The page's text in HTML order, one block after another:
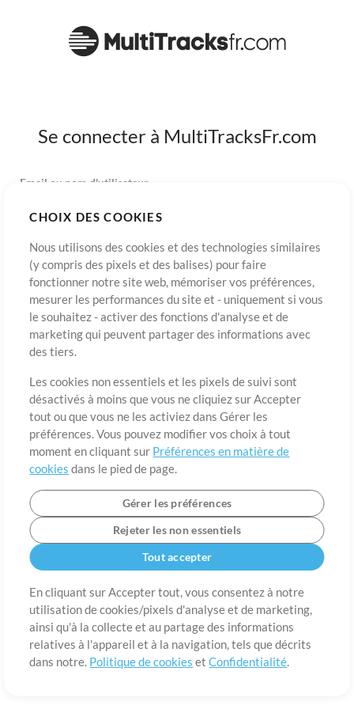
CHOIX DES COOKIES
Nous utilisons des cookies et des technologies similaires
(y compris des pixels et des balises) pour faire
fonctionner notre site web, mémoriser vos préférences,
mesurer les performances du site et - uniquement si vous
le souhaitez - activer des fonctions d'analyse et de
marketing qui peuvent partager des informations avec
des tiers.
Les cookies non essentiels et les pixels de suivi sont
désactivés à moins que vous ne cliquiez sur Accepter
tout ou que vous ne les activiez dans Gérer les
préférences. Vous pouvez modifier vos choix à tout
moment en cliquant sur Préférences en matière de
cookies dans le pied de page.
Gérer les préférences
Rejeter les non essentiels
Tout accepter
En cliquant sur Accepter tout, vous consentez à notre
utilisation de cookies/pixels d'analyse et de marketing,
ainsi qu'à la collecte et au partage des informations
relatives à l'appareil et à la navigation, tels que décrits
dans notre. Politique de cookies etConfidentialité.
Se connecter à MultiTracksFr.com
Email ou nom d'utilisateur
S’inscrireMot de passe oublié? Connexion
matière de cookies
Contact
©2006-2026 par MultiTracks LLC. Tous droits réservés.